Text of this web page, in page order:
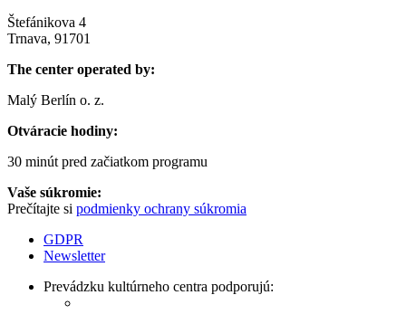
Štefánikova 4
Trnava, 91701
The center operated by:
Malý Berlín o. z.
Otváracie hodiny:
30 minút pred začiatkom programu
Vaše súkromie:
Prečítajte si podmienky ochrany súkromia
GDPR
Newsletter
Prevádzku kultúrneho centra podporujú: